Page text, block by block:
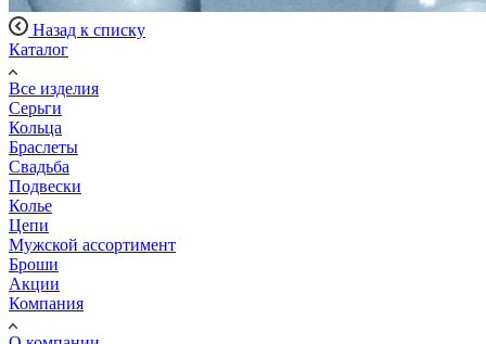
Назад к списку
Каталог
Все изделия
Серьги
Кольца
Браслеты
Свадьба
Подвески
Колье
Цепи
Мужской ассортимент
Броши
Акции
Компания